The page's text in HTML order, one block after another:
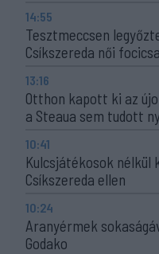
14:55
Tesztmeccsen
Csíkszereda női
13:16
Otthon kapott ki az
a Steaua sem tudott
10:41
Kulcsjátékosok nélkül
Csíkszereda ellen
10:24
Aranyérmek
Godako